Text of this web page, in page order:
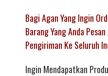
Bagi Agan Yang Ingin
Barang Yang Anda
Pengiriman Ke Seluruh
Ingin Mendapatkan